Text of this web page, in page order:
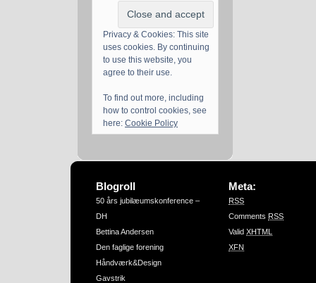
Privacy & Cookies: This site
uses cookies. By continuing
to use this website, you
agree to their use.
To find out more, including
how to control cookies, see
here: Cookie Policy
Blogroll
50 års jubilæumskonference –
DH
Bettina Andersen
Den faglige forening
Håndværk&Design
Gavstrik
Meta:
RSS
Comments RSS
Valid XHTML
XFN